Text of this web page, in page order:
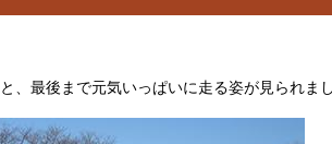
、最後まで元気いっぱいに走る姿が見られまし